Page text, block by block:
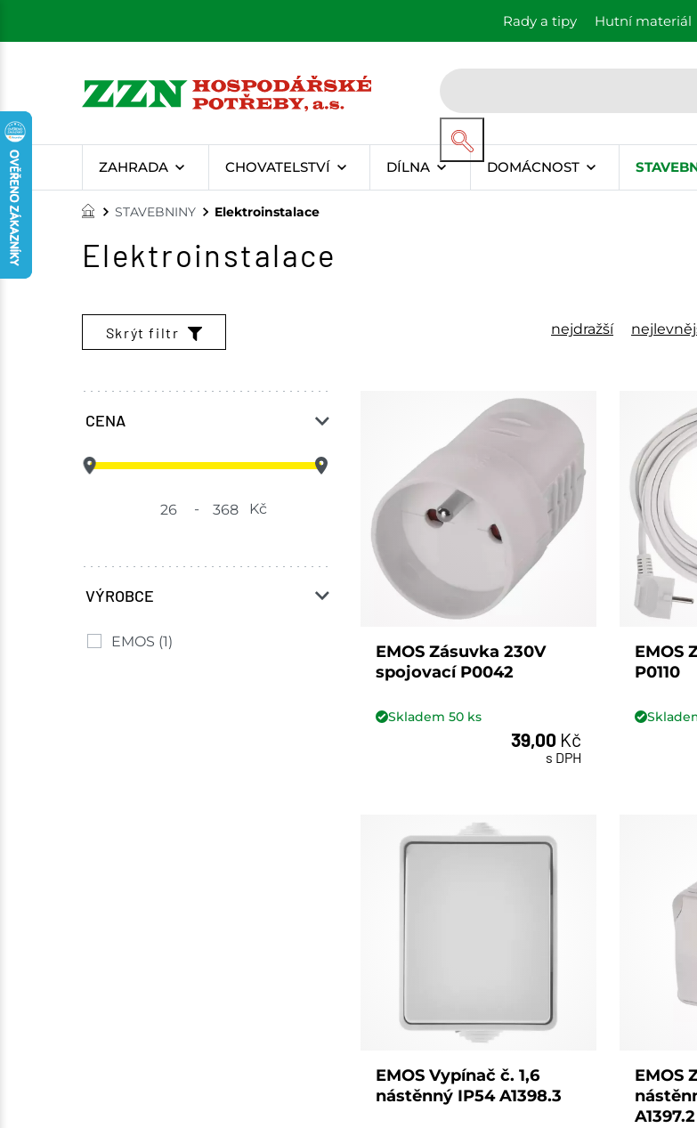
Rady a tipy Hutní materiál
ZAHRADA CHOVATELSTVÍ DÍLNA DOMÁCNOST
STAVEBNINY Elektroinstalace
Elektroinstalace
Skrýt filtr nejdražší
CENA
- Kč
VÝROBCE
EMOS (1)
EMOS Zásuvka 230V
spojovací P0042
Skladem50 ks
39,00 Kč
s DPH
EMOS
P0110
EMOS Vypínač č. 1,6
nástěnný IP54 A1398.3
EMOS
A1397.2